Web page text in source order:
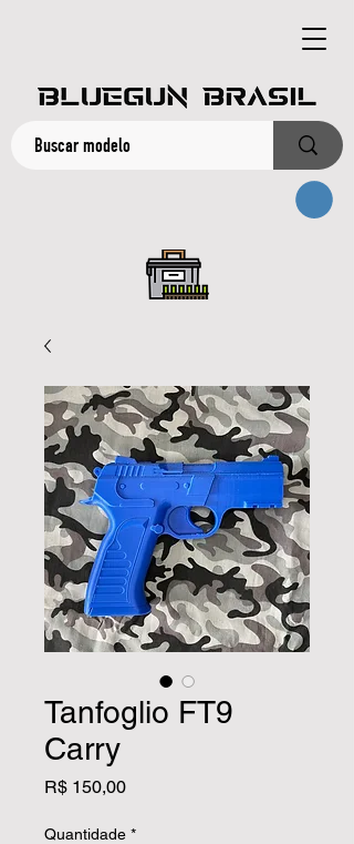
Tanfoglio FT9
Carry
R$ 150,00Preço
Quantidade *